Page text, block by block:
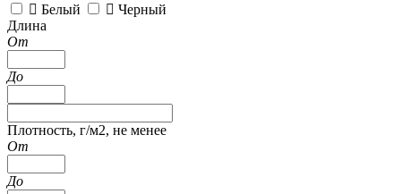
Белый
Черный
Длина
От
До
Плотность, г/м2, не менее
От
До